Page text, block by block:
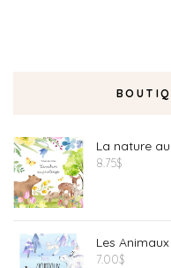
La nature
8.75$
Les
7.00$